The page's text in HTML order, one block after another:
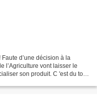
Faute d’une décision à la
l’Agriculture vont laisser le
son produit. C 'est du tout